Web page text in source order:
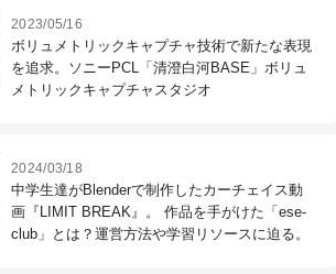
2023/05/16
ボリュメトリックキャプチャ技術で新たな表現
を追求。ソニーPCL「清澄白河BASE」ボリュ
メトリックキャプチャスタジオ
2024/03/18
中学生達がBlenderで制作したカーチェイス動
画『LIMIT BREAK』。 作品を手がけた「ese-
club」とは？運営方法や学習リソースに迫る。